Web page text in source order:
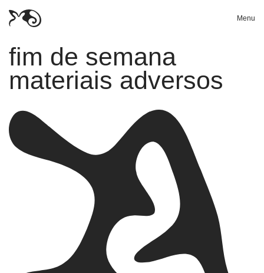
Menu
fim de semana
materiais adversos